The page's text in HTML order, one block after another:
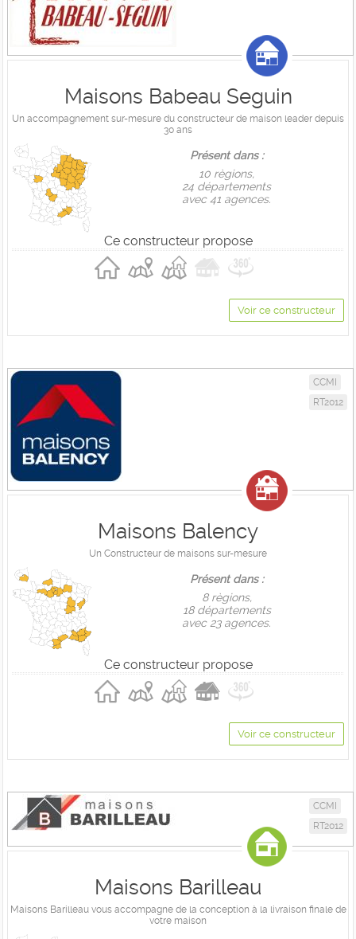
Maisons Babeau Seguin
Un accompagnement sur-mesure du constructeur de maison leader depuis
30 ans
Présent dans :
10 règions,
24 départements
avec 41 agences.
Ce constructeur propose
Voir ce constructeur
CCMI
RT2012
Maisons Balency
Un Constructeur de maisons sur-mesure
Présent dans :
8 règions,
18 départements
avec 23 agences.
Ce constructeur propose
Voir ce constructeur
CCMI
RT2012
Maisons Barilleau
Maisons Barilleau vous accompagne de la conception à la livraison finale de
votre maison